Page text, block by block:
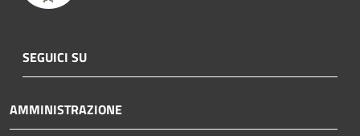
SEGUICI SU
AMMINISTRAZIONE